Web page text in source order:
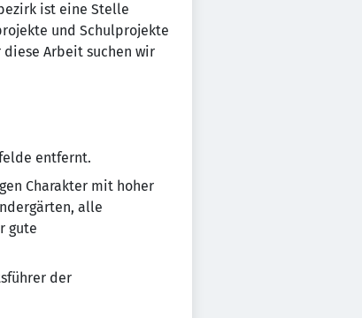
ist eine Stelle
und Schulprojekte
Arbeit suchen wir
entfernt.
Charakter mit hoher
alle
gute
der